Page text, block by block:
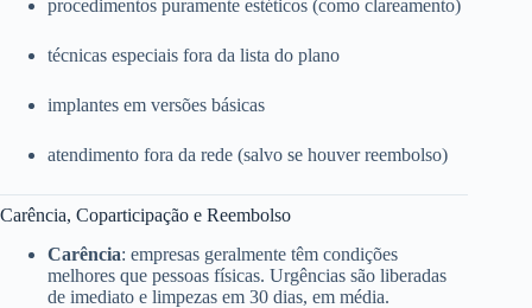
procedimentos puramente estéticos (como clareamento)
técnicas especiais fora da lista do plano
implantes em versões básicas
atendimento fora da rede (salvo se houver reembolso)
Carência, Coparticipação e Reembolso
Carência: empresas geralmente têm condições
melhores que pessoas físicas. Urgências são liberadas
de imediato e limpezas em 30 dias, em média.